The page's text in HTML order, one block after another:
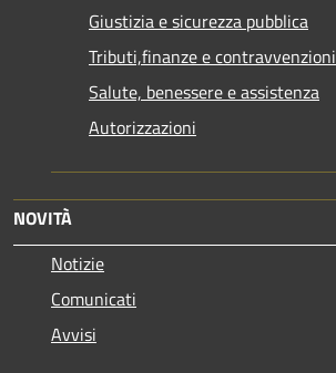
Giustizia e sicurezza pubblica
Tributi,finanze e contravvenzioni
Salute, benessere e assistenza
Autorizzazioni
NOVITÀ
Notizie
Comunicati
Avvisi